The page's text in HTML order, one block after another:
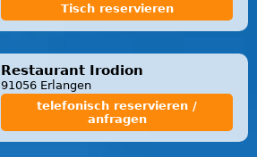
Tisch reservieren
Restaurant Irodion
91056 Erlangen
telefonisch reservieren /
anfragen